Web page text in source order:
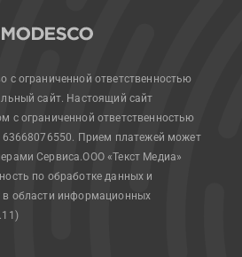
с ограниченной ответственностью
сайт. Настоящий сайт
с ограниченной ответственностью
Прием платежей может
Сервиса.ООО «Текст Медиа»
по обработке данных и
в области информационных